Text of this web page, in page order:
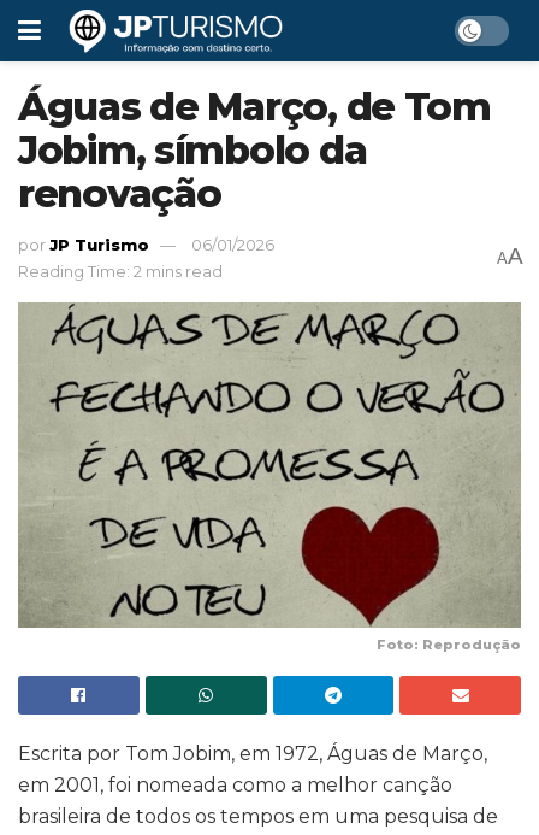
Águas de Março, de Tom
Jobim, símbolo da
renovação
porJP Turismo
06/01/2026
Reading Time: 2 mins read
AA
Foto: Reprodução
Escrita por Tom Jobim, em 1972, Águas de Março,
em 2001, foi nomeada como a melhor canção
brasileira de todos os tempos em uma pesquisa de